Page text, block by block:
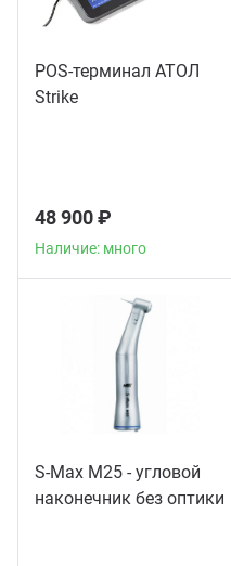
POS-терминал АТОЛ
Strike
48 900 ₽
Наличие: много
S-Max M25 - угловой
наконечник без оптики